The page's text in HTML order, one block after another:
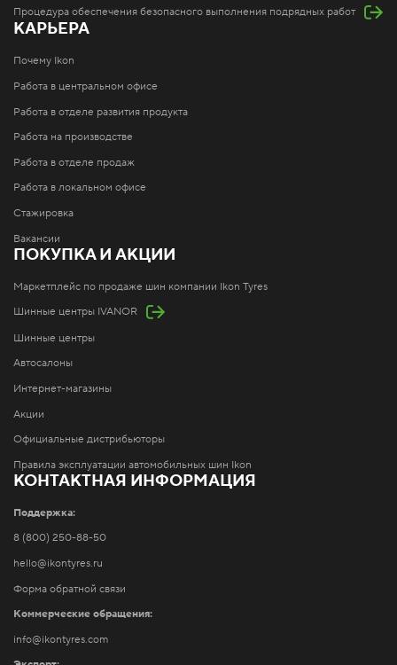
Процедура обеспечения безопасного выполнения подрядных работ
КАРЬЕРА
Почему Ikon
Работа в центральном офисе
Работа в отделе развития продукта
Работа на производстве
Работа в отделе продаж
Работа в локальном офисе
Стажировка
Вакансии
ПОКУПКА И АКЦИИ
Маркетплейс по продаже шин компании Ikon Tyres
Шинные центры IVANOR
Шинные центры
Автосалоны
Интернет-магазины
Акции
Официальные дистрибьюторы
Правила эксплуатации автомобильных шин Ikon
КОНТАКТНАЯ ИНФОРМАЦИЯ
Поддержка:
8 (800) 250-88-50
hello@ikontyres.ru
Форма обратной связи
Коммерческие обращения:
info@ikontyres.com